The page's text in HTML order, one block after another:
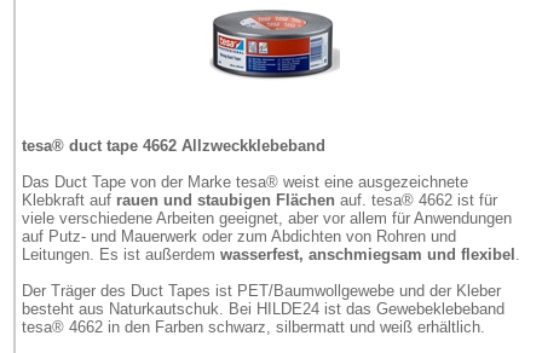
tesa® duct tape 4662 Allzweckklebeband
Das Duct Tape von der Marke tesa® weist eine ausgezeichnete
Klebkraft auf rauen und staubigen Flächen auf. tesa® 4662 ist für
viele verschiedene Arbeiten geeignet, aber vor allem für Anwendungen
auf Putz- und Mauerwerk oder zum Abdichten von Rohren und
Leitungen. Es ist außerdem wasserfest, anschmiegsam und flexibel .
Der Träger des Duct Tapes ist PET/Baumwollgewebe und der Kleber
besteht aus Naturkautschuk. Bei HILDE24 ist das Gewebeklebeband
tesa® 4662 in den Farben schwarz, silbermatt und weiß erhältlich.